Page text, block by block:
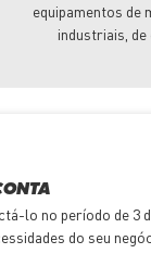
equipamentos de
industriais,
lo no período de 3
do seu